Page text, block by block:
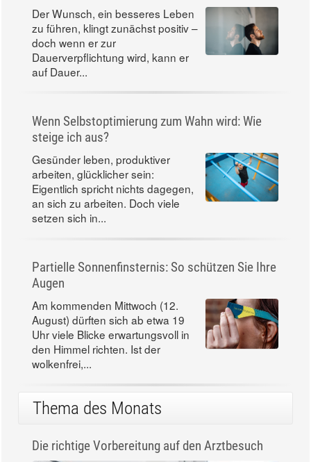
Der Wunsch, ein besseres Leben
zu führen, klingt zunächst positiv –
doch wenn er zur
Dauerverpflichtung wird, kann er
auf Dauer...
Wenn Selbstoptimierung zum Wahn wird: Wie
steige ich aus?
Gesünder leben, produktiver
arbeiten, glücklicher sein:
Eigentlich spricht nichts dagegen,
an sich zu arbeiten. Doch viele
setzen sich in...
Partielle Sonnenfinsternis: So schützen Sie Ihre
Augen
Am kommenden Mittwoch (12.
August) dürften sich ab etwa 19
Uhr viele Blicke erwartungsvoll in
den Himmel richten. Ist der
wolkenfrei,...
Thema des Monats
Die richtige Vorbereitung auf den Arztbesuch